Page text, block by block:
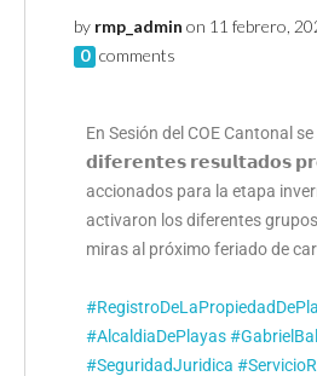
by rmp_admin on 11 febrero,
0 comments
En Sesión del COE Cantonal
𝗱𝗶𝗳𝗲𝗿𝗲𝗻𝘁𝗲𝘀 𝗿𝗲𝘀𝘂𝗹𝘁𝗮𝗱𝗼𝘀
accionados para la etapa
activaron los diferentes
miras al próximo feriado de
#AlcaldiaDePlayas
#SeguridadJuridica